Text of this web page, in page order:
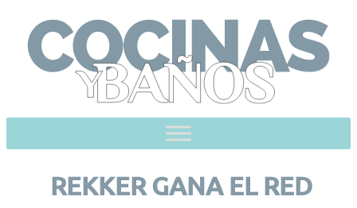
content
REKKER GANA EL RED